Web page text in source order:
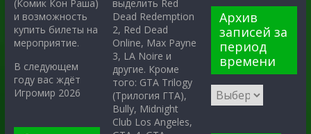
(Комик Кон Раша)
и возможность
купить билеты на
мероприятие.
В следующем
году вас ждёт
Игромир 2026
выделить Red
Dead Redemption
2, Red Dead
Online, Max Payne
3, LA Noire и
другие. Кроме
того: GTA Trilogy
(Трилогия ГТА),
Bully, Midnight
Club Los Angeles,
Архив
записей за
период
времени